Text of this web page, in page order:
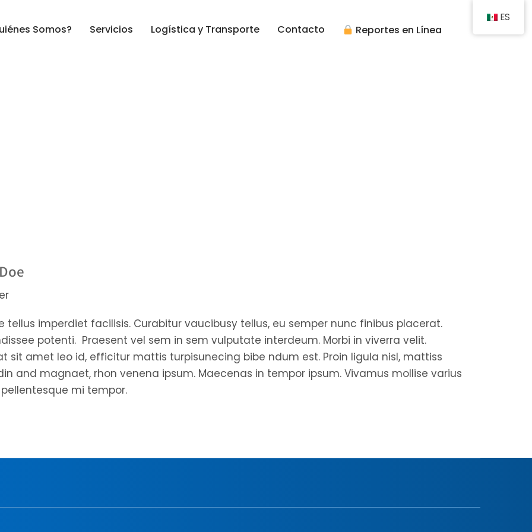
Somos? Servicios Logística y Transporte Contacto Reportes en Línea
tellus imperdiet facilisis. Curabitur vaucibusy tellus, eu semper nunc finibus placerat.
potenti. Praesent vel sem in sem vulputate interdeum. Morbi in viverra velit.
sit amet leo id, efficitur mattis turpisunecing bibe ndum est. Proin ligula nisl, mattiss
and magnaet, rhon venena ipsum. Maecenas in tempor ipsum. Vivamus mollise varius
mi tempor.
ES